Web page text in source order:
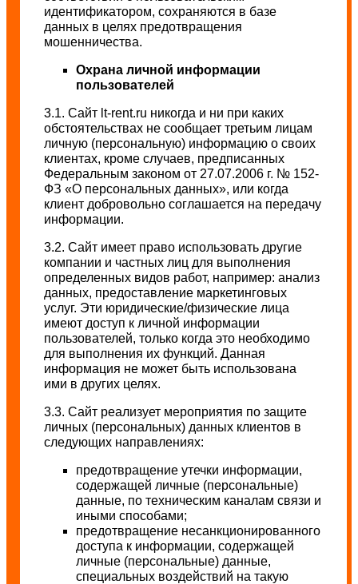
идентификатором, сохраняются в базе
данных в целях предотвращения
мошенничества.
Охрана личной информации
пользователей
3.1. Сайт lt-rent.ru никогда и ни при каких
обстоятельствах не сообщает третьим лицам
личную (персональную) информацию о своих
клиентах, кроме случаев, предписанных
Федеральным законом от 27.07.2006 г. № 152-
ФЗ «О персональных данных», или когда
клиент добровольно соглашается на передачу
информации.
3.2. Сайт имеет право использовать другие
компании и частных лиц для выполнения
определенных видов работ, например: анализ
данных, предоставление маркетинговых
услуг. Эти юридические/физические лица
имеют доступ к личной информации
пользователей, только когда это необходимо
для выполнения их функций. Данная
информация не может быть использована
ими в других целях.
3.3. Сайт реализует мероприятия по защите
личных (персональных) данных клиентов в
следующих направлениях:
предотвращение утечки информации,
содержащей личные (персональные)
данные, по техническим каналам связи и
иными способами;
предотвращение несанкционированного
доступа к информации, содержащей
личные (персональные) данные,
специальных воздействий на такую